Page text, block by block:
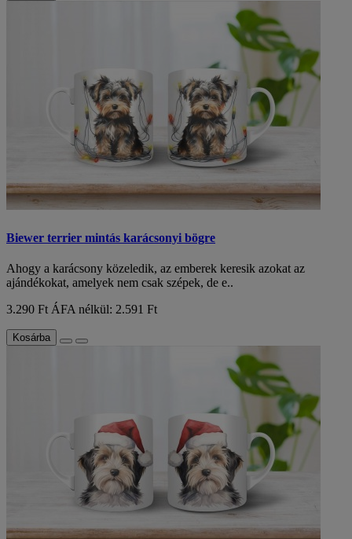
Biewer terrier mintás karácsonyi bögre
Ahogy a karácsony közeledik, az emberek keresik azokat az
ajándékokat, amelyek nem csak szépek, de e..
3.290 Ft ÁFA nélkül: 2.591 Ft
Kosárba